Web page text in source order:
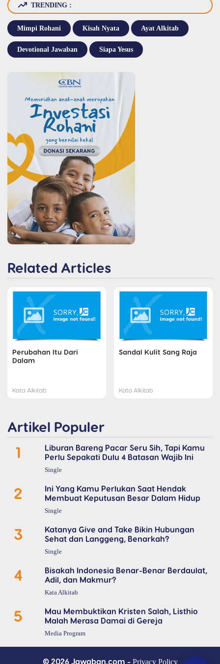
TRENDING :
Mimpi Rohani Kisah Nyata Ayat Alkitab
Devotional Jawaban Siapa Yesus
Related Articles
Perubahan Itu Dari
Dalam
Kata Alkitab
Sandal Kulit Sang Raja
Kata Alkitab
Artikel Populer
1
Liburan Bareng Pacar Seru Sih, Tapi Kamu
Perlu Sepakati Dulu 4 Batasan Wajib Ini
Single
2
Ini Yang Kamu Perlukan Saat Hendak
Membuat Keputusan Besar Dalam Hidup
Single
3
Katanya Give and Take Bikin Hubungan
Sehat dan Langgeng, Benarkah?
Single
4
Bisakah Indonesia Benar-Benar Berdaulat,
Adil, dan Makmur?
Kata Alkitab
5
Mau Membuktikan Kristen Salah, Listhio
Malah Merasa Damai di Gereja
Media Program
© 2026 Jawaban.com - Privacy Policy